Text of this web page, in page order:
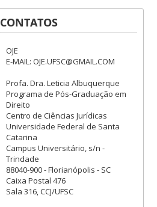
CONTATOS
OJE
E-MAIL: OJE.UFSC@GMAIL.COM
Profa. Dra. Leticia Albuquerque
Programa de Pós-Graduação em
Direito
Centro de Ciências Jurídicas
Universidade Federal de Santa
Catarina
Campus Universitário, s/n -
Trindade
88040-900 - Florianópolis - SC
Caixa Postal 476
Sala 316, CCJ/UFSC